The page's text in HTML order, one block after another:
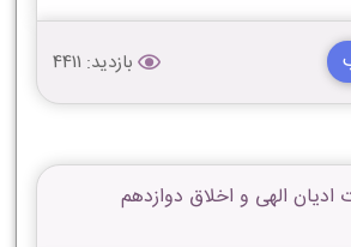
بازدید: 4411
ادیان الهی و اخلاق دوازدهم